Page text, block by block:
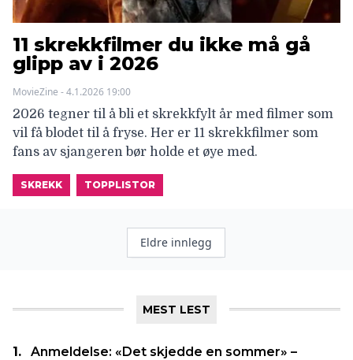
11 skrekkfilmer du ikke må gå
glipp av i 2026
MovieZine - 4.1.2026 19:00
2026 tegner til å bli et skrekkfylt år med filmer som
vil få blodet til å fryse. Her er 11 skrekkfilmer som
fans av sjangeren bør holde et øye med.
SKREKK TOPPLISTOR
Innleggnavigasjon
Eldre innlegg
MEST LEST
Anmeldelse: «Det skjedde en sommer» –